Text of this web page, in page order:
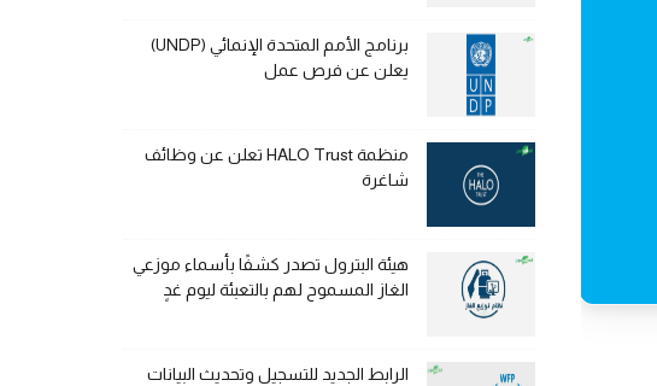
برنامج الأمم المتحدة الإنمائي (UNDP)
يعلن عن فرص عمل
منظمة HALO Trust تعلن عن وظائف
شاغرة
هيئة البترول تصدر كشفًا بأسماء موزعي
الغاز المسموح لهم بالتعبئة ليوم غدٍ
الرابط الجديد للتسجيل وتحديث البيانات